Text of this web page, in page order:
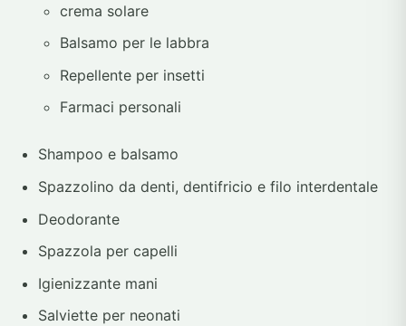
crema solare
Balsamo per le labbra
Repellente per insetti
Farmaci personali
Shampoo e balsamo
Spazzolino da denti, dentifricio e filo interdentale
Deodorante
Spazzola per capelli
Igienizzante mani
Salviette per neonati